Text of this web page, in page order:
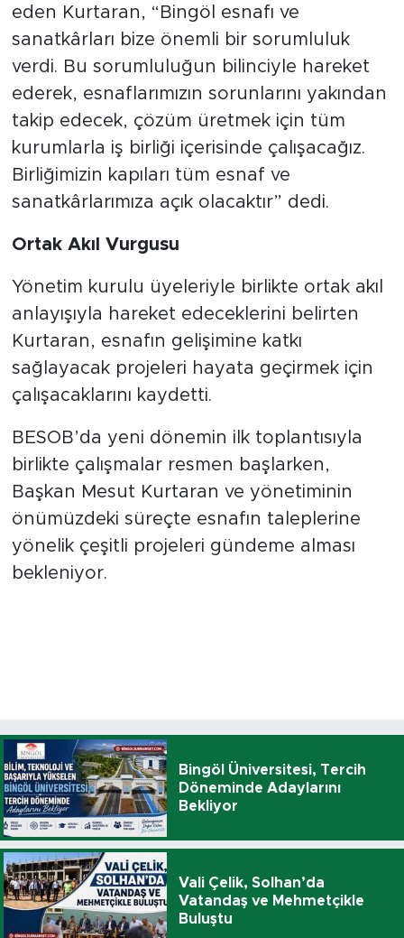
eden Kurtaran, “Bingöl esnafı ve
sanatkârları bize önemli bir sorumluluk
verdi. Bu sorumluluğun bilinciyle hareket
ederek, esnaflarımızın sorunlarını yakından
takip edecek, çözüm üretmek için tüm
kurumlarla iş birliği içerisinde çalışacağız.
Birliğimizin kapıları tüm esnaf ve
sanatkârlarımıza açık olacaktır” dedi.
Ortak Akıl Vurgusu
Yönetim kurulu üyeleriyle birlikte ortak akıl
anlayışıyla hareket edeceklerini belirten
Kurtaran, esnafın gelişimine katkı
sağlayacak projeleri hayata geçirmek için
çalışacaklarını kaydetti.
BESOB’da yeni dönemin ilk toplantısıyla
birlikte çalışmalar resmen başlarken,
Başkan Mesut Kurtaran ve yönetiminin
önümüzdeki süreçte esnafın taleplerine
yönelik çeşitli projeleri gündeme alması
bekleniyor.
Bingöl Üniversitesi, Tercih
Döneminde Adaylarını
Bekliyor
Vali Çelik, Solhan’da
Vatandaş ve Mehmetçikle
Buluştu